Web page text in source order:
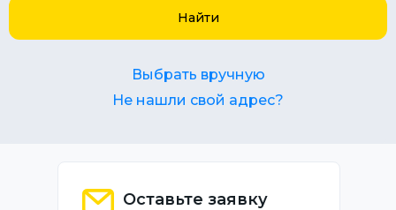
Найти
Выбрать вручную
Не нашли свой адрес?
Оставьте заявку